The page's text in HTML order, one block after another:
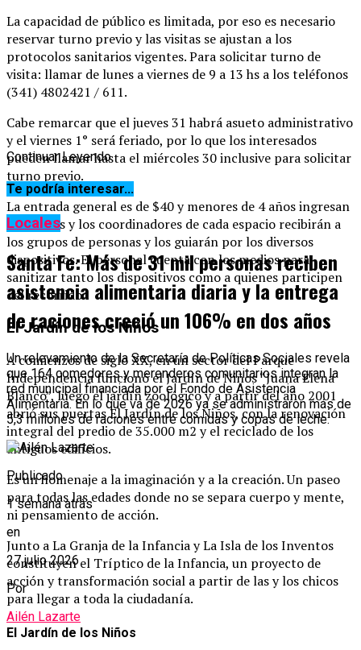
La capacidad de público es limitada, por eso es necesario
reservar turno previo y las visitas se ajustan a los
protocolos sanitarios vigentes. Para solicitar turno de
visita: llamar de lunes a viernes de 9 a 13 hs a los teléfonos
(341) 4802421 / 611.
Cabe remarcar que el jueves 31 habrá asueto administrativo
y el viernes 1° será feriado, por lo que los interesados
pueden llamar hasta el miércoles 30 inclusive para solicitar
turno previo.
La entrada general es de $40 y menores de 4 años ingresan
gratis. Las y los coordinadores de cada espacio recibirán a
los grupos de personas y los guiarán por los diversos
dispositivos. El personal cuenta con los medios para
sanitizar tanto los dispositivos como a quienes participen
del recorrido.
El Jardín de los Niños
A comienzos de siglo XX, en un sector del Parque
Independencia funcionó el Jardín de Niños “Juana Elena
Blanco”, luego el jardín zoológico y a partir del año 2001
abrió sus puertas El Jardín de los Niños, con la renovación
integral del predio de 35.000 m2 y el reciclado de los
antiguos edificios.
Es un homenaje a la imaginación y a la creación. Un paseo
para todas las edades donde no se separa cuerpo y mente,
ni pensamiento de acción.
Junto a La Granja de la Infancia y La Isla de los Inventos
constituyen el Tríptico de la Infancia, un proyecto de
acción y transformación social a partir de las y los chicos
para llegar a toda la ciudadanía.
El Jardín de los Niños
Continuar Leyendo
Te podría interesar...
Locales
Santa Fe: Más de 31 mil personas reciben
asistencia alimentaria diaria y la entrega
de raciones creció un 106% en dos años
Un relevamiento de la Secretaría de Políticas Sociales revela
que 164 comedores y merenderos comunitarios integran la
red municipal financiada por el Fondo de Asistencia
Alimentaria. En lo que va de 2026 ya se administraron más de
5,3 millones de raciones entre comidas y copas de leche.
Publicado
1 semana atrás
en
27 julio 2026
Por
Ailén Lazarte